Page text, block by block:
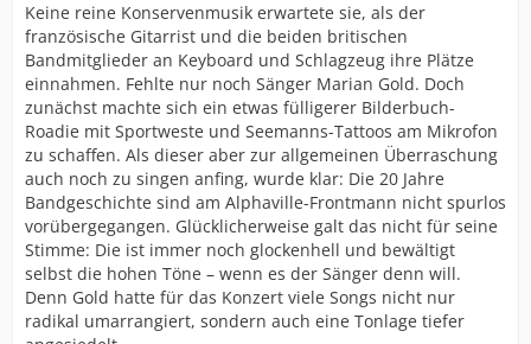
Keine reine Konservenmusik erwartete sie, als der
französische Gitarrist und die beiden britischen
Bandmitglieder an Keyboard und Schlagzeug ihre Plätze
einnahmen. Fehlte nur noch Sänger Marian Gold. Doch
zunächst machte sich ein etwas fülligerer Bilderbuch-
Roadie mit Sportweste und Seemanns-Tattoos am Mikrofon
zu schaffen. Als dieser aber zur allgemeinen Überraschung
auch noch zu singen anfing, wurde klar: Die 20 Jahre
Bandgeschichte sind am Alphaville-Frontmann nicht spurlos
vorübergegangen. Glücklicherweise galt das nicht für seine
Stimme: Die ist immer noch glockenhell und bewältigt
selbst die hohen Töne – wenn es der Sänger denn will.
Denn Gold hatte für das Konzert viele Songs nicht nur
radikal umarrangiert, sondern auch eine Tonlage tiefer